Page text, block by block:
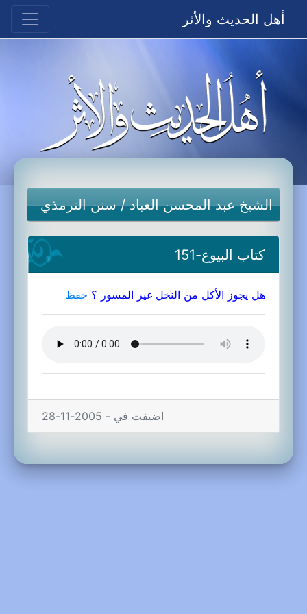
أهل الحديث والأثر
الشيخ عبد المحسن العباد/سنن الترمذي
كتاب البيوع-151
هل يجوز الأكل من النخل غير المسور ؟ حفظ
اضيفت في - 2005-11-28